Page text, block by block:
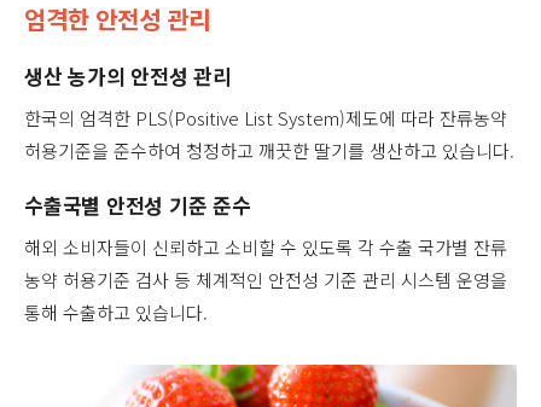
엄격한 안전성 관리
생산 농가의 안전성 관리
한국의 엄격한 PLS(Positive List System)제도에 따라 잔류농약
허용기준을 준수하여 청정하고 깨끗한 딸기를 생산하고 있습니다.
수출국별 안전성 기준 준수
해외 소비자들이 신뢰하고 소비할 수 있도록 각 수출 국가별 잔류
농약 허용기준 검사 등 체계적인 안전성 기준 관리 시스템 운영을
통해 수출하고 있습니다.